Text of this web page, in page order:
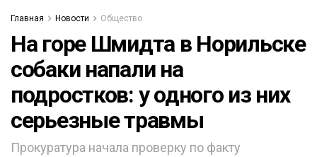
Главная Новости Общество
На горе Шмидта в Норильске
собаки напали на
подростков: у одного из них
серьезные травмы
Прокуратура начала проверку по факту